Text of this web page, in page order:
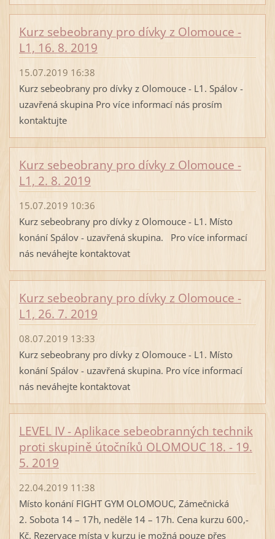
Kurz sebeobrany pro dívky z Olomouce -
L1, 16. 8. 2019
15.07.2019 16:38
Kurz sebeobrany pro dívky z Olomouce - L1. Spálov -
uzavřená skupina Pro více informací nás prosím
kontaktujte
Kurz sebeobrany pro dívky z Olomouce -
L1, 2. 8. 2019
15.07.2019 10:36
Kurz sebeobrany pro dívky z Olomouce - L1. Místo
konání Spálov - uzavřená skupina. Pro více informací
nás neváhejte kontaktovat
Kurz sebeobrany pro dívky z Olomouce -
L1, 26. 7. 2019
08.07.2019 13:33
Kurz sebeobrany pro dívky z Olomouce - L1. Místo
konání Spálov - uzavřená skupina. Pro více informací
nás neváhejte kontaktovat
LEVEL IV - Aplikace sebeobranných technik
proti skupině útočníků OLOMOUC 18. - 19.
5. 2019
22.04.2019 11:38
Místo konání FIGHT GYM OLOMOUC, Zámečnická
2. Sobota 14 – 17h, neděle 14 – 17h. Cena kurzu 600,-
Kč. Rezervace místa v kurzu je možná pouze přes